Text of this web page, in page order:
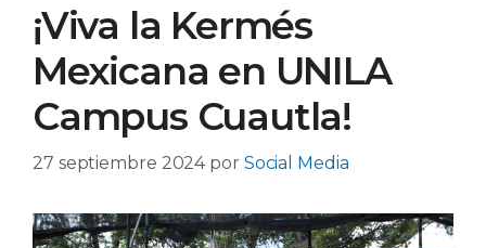
¡Viva la Kermés
Mexicana en UNILA
Campus Cuautla!
27 septiembre 2024 por Social Media